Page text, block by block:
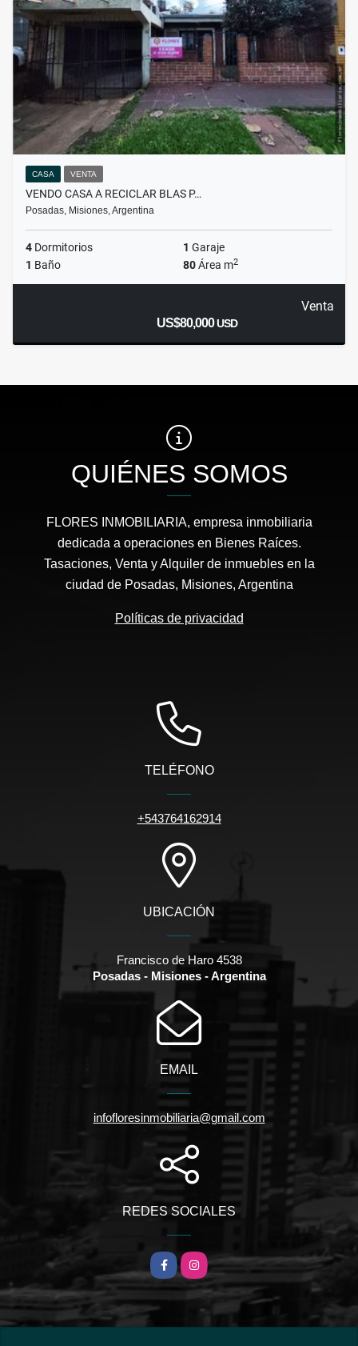
CASA VENTA
VENDO CASA A RECICLAR BLAS P…
Posadas, Misiones, Argentina
4 Dormitorios 1 Garaje
1 Baño 80Área m2
Venta
US$80,000USD
QUIÉNES SOMOS
FLORES INMOBILIARIA, empresa inmobiliaria
dedicada a operaciones en Bienes Raíces.
Tasaciones, Venta y Alquiler de inmuebles en la
ciudad de Posadas, Misiones, Argentina
Políticas de privacidad
TELÉFONO
+543764162914
UBICACIÓN
Francisco de Haro 4538
Posadas - Misiones - Argentina
EMAIL
infofloresinmobiliaria@gmail.com
REDES SOCIALES
FacebookInstagram